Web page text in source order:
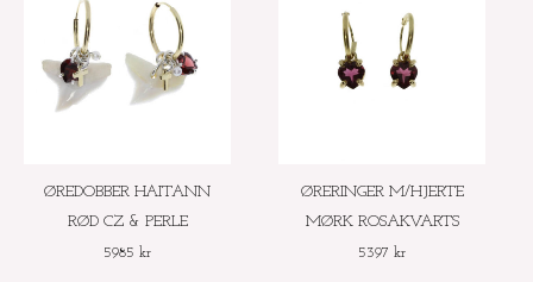
ØREDOBBER HAITANN
RØD CZ & PERLE
5985 kr
ØRERINGER M/HJERTE
MØRK ROSAKVARTS
5397 kr